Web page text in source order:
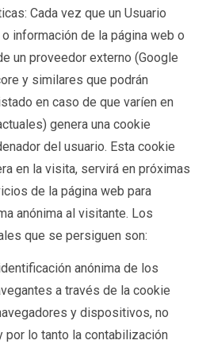
Cada vez que un Usuario
información de la página web o
un proveedor externo (Google
y similares que podrán
en caso de que varíen en
genera una cookie
del usuario. Esta cookie
en la visita, servirá en próximas
de la página web para
anónima al visitante. Los
que se persiguen son:
anónima de los
a través de la cookie
y dispositivos, no
por lo tanto la contabilización